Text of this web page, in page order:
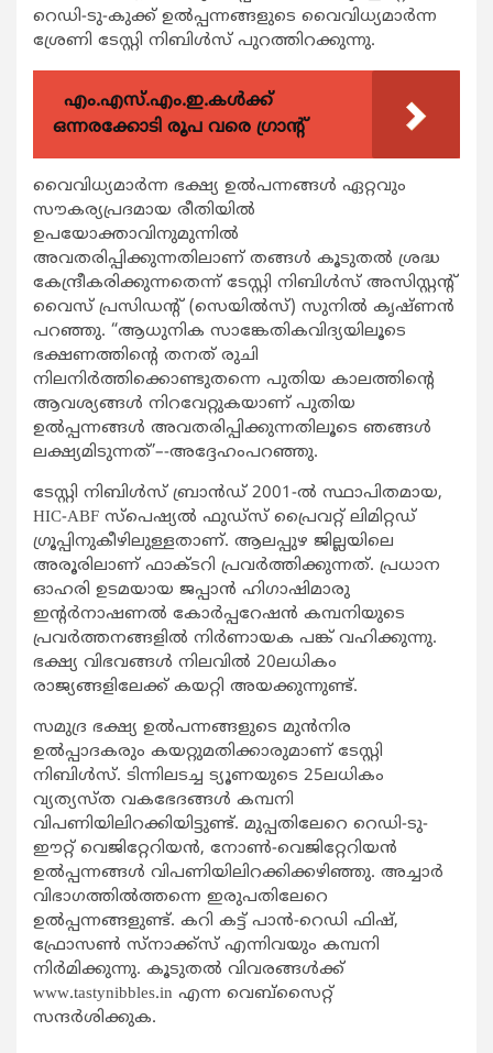
റെഡി-ടു-കുക്ക് ഉൽപ്പന്നങ്ങളുടെ വൈവിധ്യമാർന്ന
ശ്രേണി ടേസ്റ്റി നിബിൾസ് പുറത്തിറക്കുന്നു.
എം.എസ്.എം.ഇ.കൾക്ക്
ഒന്നരക്കോടി രൂപ വരെ ഗ്രാന്റ്
വൈവിധ്യമാർന്ന ഭക്ഷ്യ ഉൽപന്നങ്ങൾ ഏറ്റവും
സൗകര്യപ്രദമായ രീതിയിൽ
ഉപയോക്താവിനുമുന്നിൽ
അവതരിപ്പിക്കുന്നതിലാണ്‌ തങ്ങൾ കൂടുതൽ ശ്രദ്ധ
കേന്ദ്രീകരിക്കുന്നതെന്ന്‌ ടേസ്റ്റി നിബിൾസ്‌ അസിസ്റ്റന്റ്
വൈസ് പ്രസിഡന്റ് (സെയിൽസ്) സുനിൽ കൃഷ്ണൻ
പറഞ്ഞു. “ആധുനിക സാങ്കേതികവിദ്യയിലൂടെ
ഭക്ഷണത്തിന്റെ തനത്‌ രുചി
നിലനിർത്തിക്കൊണ്ടുതന്നെ പുതിയ കാലത്തിന്റെ
ആവശ്യങ്ങൾ നിറവേറ്റുകയാണ്‌ പുതിയ
ഉൽപ്പന്നങ്ങൾ അവതരിപ്പിക്കുന്നതിലൂടെ ഞങ്ങൾ
ലക്ഷ്യമിടുന്നത്‌’–-അദ്ദേഹംപറഞ്ഞു.
ടേസ്റ്റി നിബിൾസ് ബ്രാൻഡ് 2001-ൽ സ്ഥാപിതമായ,
HIC-ABF സ്പെഷ്യൽ ഫുഡ്സ് പ്രൈവറ്റ് ലിമിറ്റഡ്‌
ഗ്രൂപ്പിനുകീഴിലുള്ളതാണ്‌. ആലപ്പുഴ ജില്ലയിലെ
അരൂരിലാണ്‌ ഫാക്ടറി പ്രവർത്തിക്കുന്നത്‌. പ്രധാന
ഓഹരി ഉടമയായ ജപ്പാൻ ഹിഗാഷിമാരു
ഇന്റർനാഷണൽ കോർപ്പറേഷൻ കമ്പനിയുടെ
പ്രവർത്തനങ്ങളിൽ നിർണായക പങ്ക് വഹിക്കുന്നു.
ഭക്ഷ്യ വിഭവങ്ങൾ നിലവിൽ 20ലധികം
രാജ്യങ്ങളിലേക്ക്‌ കയറ്റി അയക്കുന്നുണ്ട്‌.
സമുദ്ര ഭക്ഷ്യ ഉൽപന്നങ്ങളുടെ മുൻനിര
ഉൽപ്പാദകരും കയറ്റുമതിക്കാരുമാണ്‌ ടേസ്റ്റി
നിബിൾസ്. ടിന്നിലടച്ച ട്യൂണയുടെ 25ലധികം
വ്യത്യസ്ത വകഭേദങ്ങൾ കമ്പനി
വിപണിയിലിറക്കിയിട്ടുണ്ട്‌. മുപ്പതിലേറെ റെഡി-ടു-
ഈറ്റ് വെജിറ്റേറിയൻ, നോൺ-വെജിറ്റേറിയൻ
ഉൽപ്പന്നങ്ങൾ വിപണിയിലിറക്കിക്കഴിഞ്ഞു. അച്ചാർ
വിഭാഗത്തിൽത്തന്നെ ഇരുപതിലേറെ
ഉൽപ്പന്നങ്ങളുണ്ട്‌. കറി കട്ട് പാൻ-റെഡി ഫിഷ്,
ഫ്രോസൺ സ്നാക്ക്സ് എന്നിവയും കമ്പനി
നിർമിക്കുന്നു. കൂടുതൽ വിവരങ്ങൾക്ക്
www.tastynibbles.in എന്ന വെബ്‌സൈറ്റ്‌
സന്ദർശിക്കുക.